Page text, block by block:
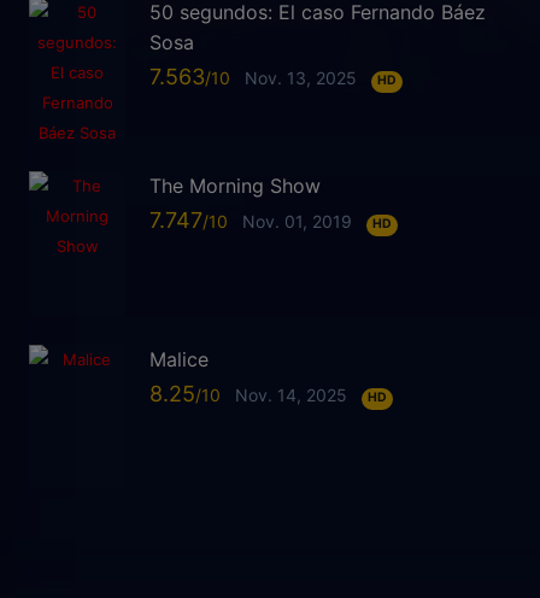
50 segundos: El caso Fernando Báez
Sosa
7.563 Nov. 13, 2025 HD
The Morning Show
7.747 Nov. 01, 2019 HD
Malice
8.25 Nov. 14, 2025 HD